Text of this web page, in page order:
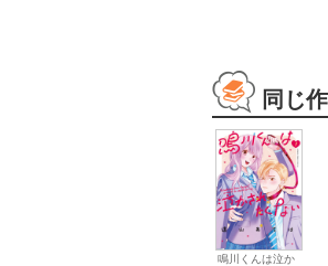
同じ
鳴川くんは泣か